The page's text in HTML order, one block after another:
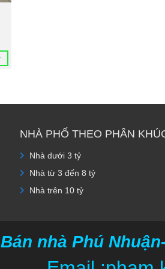
NHÀ PHỐ THEO PHÂN
Nhà dưới 3 tỷ
Nhà từ 3 đến 8 tỷ
Nhà trên 10 tỷ
Bán nhà Phú